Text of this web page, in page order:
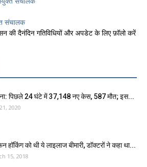
संचालक
की दैनंदिन गतिविधियों और अपडेट के लिए फ़ॉलो करें
पिछले 24 घंटे में 37,148 नए केस, 587 मौत; इस...
2020
हॉकिंग को थी ये लाइलाज बीमारी, डॉक्टरों ने कहा था...
15, 2018